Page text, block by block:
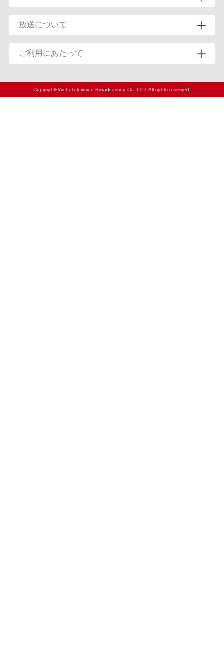
放送について
ご利用にあたって
Copyright©Aichi Television Broadcasting Co.,LTD. All rights reserved.